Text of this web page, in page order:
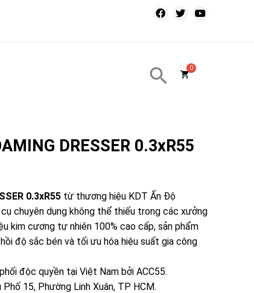
DRESSER 0.3xR55
0.3xR55 từ thương hiệu KDT Ấn Độ
chuyên dụng không thể thiếu trong các xưởng
kim cương tự nhiên 100% cao cấp, sản phẩm
độ sắc bén và tối ưu hóa hiệu suất gia công
độc quyền tại Việt Nam bởi ACC55.
15, Phường Linh Xuân, TP HCM.